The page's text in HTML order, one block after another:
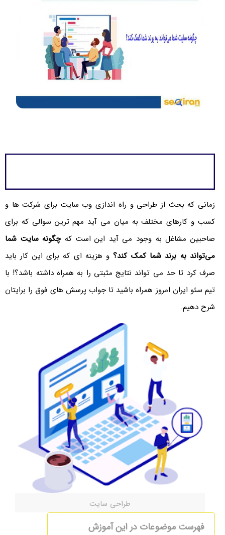
زمانی که بحث از طراحی و راه اندازی وب سایت برای شرکت ها و
کسب و کارهای مختلف به میان می آید مهم ترین سوالی که برای
صاحبین مشاغل به وجود می آید این است که چگونه سایت شما
می‌تواند به برند شما کمک کند؟و هزینه ای که برای این کار باید
صرف کرد تا حد می تواند نتایج مثبتی را به همراه داشته باشد؟! با
تیم سئو ایران امروز همراه باشید تا جواب پرسش های فوق را برایتان
شرح دهیم.
طراحی سایت
فهرست موضوعات در این آموزش